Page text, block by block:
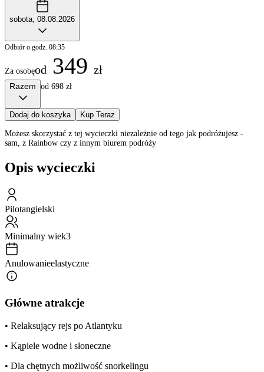
sobota, 08.08.2026
Odbiór o godz. 08:35
Za osobęod 349 zł
Razem od 698 zł
Dodaj do koszyka Kup Teraz
Możesz skorzystać z tej wycieczki niezależnie od tego jak podróżujesz -
sam, z Rainbow czy z innym biurem podróży
Opis wycieczki
Pilotangielski
Minimalny wiek3
Anulowanieelastyczne
Główne atrakcje
• Relaksujący rejs po Atlantyku
• Kąpiele wodne i słoneczne
• Dla chętnych możliwość snorkelingu